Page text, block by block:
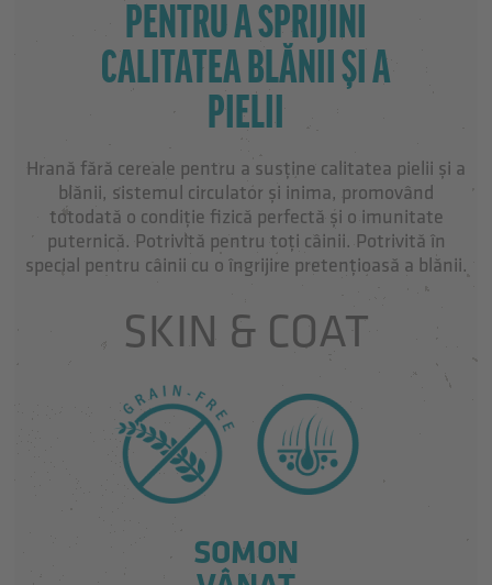
PENTRU A SPRIJINI
CALITATEA BLĂNII ȘI A
PIELII
Hrană fără cereale pentru a susține calitatea pielii și a
blănii, sistemul circulator și inima, promovând
totodată o condiție fizică perfectă și o imunitate
puternică. Potrivită pentru toți câinii. Potrivită în
special pentru câinii cu o îngrijire pretențioasă a blănii.
SKIN & COAT
SOMON